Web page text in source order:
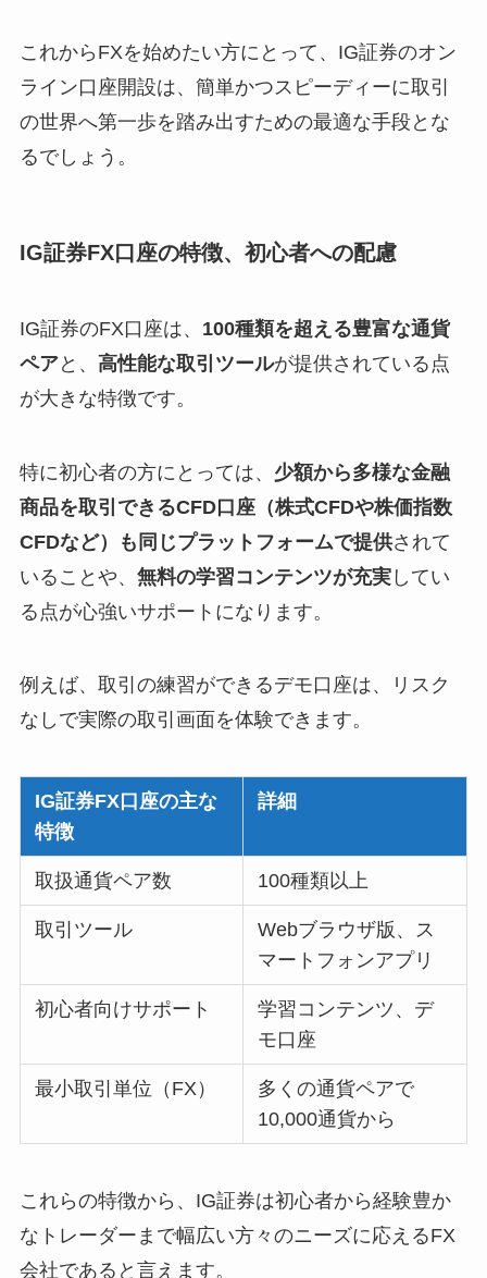
これからFXを始めたい方にとって、IG証券のオン
ライン口座開設は、簡単かつスピーディーに取引
の世界へ第一歩を踏み出すための最適な手段とな
るでしょう。
IG証券FX口座の特徴、初心者への配慮
IG証券のFX口座は、 100種類を超える豊富な通貨
ペアと、 高性能な取引ツールが提供されている点
が大きな特徴です。
特に初心者の方にとっては、 少額から多様な金融
商品を取引できるCFD口座（株式CFDや株価指数
CFDなど）も同じプラットフォームで提供されて
いることや、 無料の学習コンテンツが充実してい
る点が心強いサポートになります。
例えば、取引の練習ができるデモ口座は、リスク
なしで実際の取引画面を体験できます。
IG証券FX口座の主な
特徴
詳細
取扱通貨ペア数 100種類以上
取引ツール
Webブラウザ版、ス
マートフォンアプリ
初心者向けサポート
学習コンテンツ、デ
モ口座
最小取引単位（FX）
多くの通貨ペアで
10,000通貨から
これらの特徴から、IG証券は初心者から経験豊か
なトレーダーまで幅広い方々のニーズに応えるFX
会社であると言えます。